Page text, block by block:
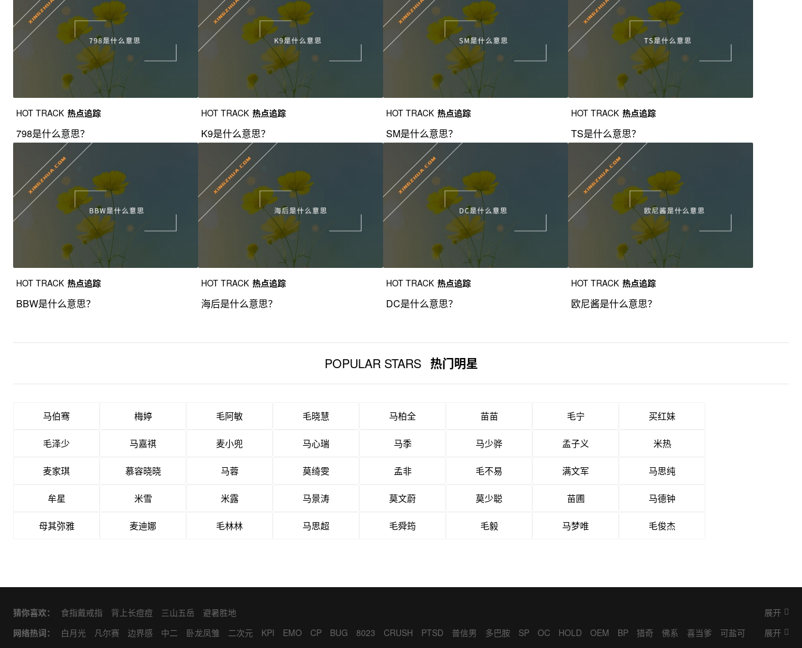
HOT TRACK 热点追踪
798是什么意思？
HOT TRACK 热点追踪
K9是什么意思？
HOT TRACK 热点追踪
SM是什么意思？
HOT TRACK 热点追踪
TS是什么意思？
HOT TRACK 热点追踪
BBW是什么意思？
HOT TRACK 热点追踪
海后是什么意思？
HOT TRACK 热点追踪
DC是什么意思？
HOT TRACK 热点追踪
欧尼酱是什么意思？
POPULAR STARS 热门明星
马伯骞 梅婷 毛阿敏 毛晓慧 马柏全 苗苗 毛宁 买红妹
毛泽少 马嘉祺 麦小兜 马心瑞 马季 马少骅 孟子义 米热
麦家琪 慕容晓晓 马蓉 莫绮雯 孟非 毛不易 满文军 马思纯
牟星 米雪 米露 马景涛 莫文蔚 莫少聪 苗圃 马德钟
母其弥雅 麦迪娜 毛林林 马思超 毛舜筠 毛毅 马梦唯 毛俊杰
猜你喜欢： 食指戴戒指 背上长痘痘 三山五岳 避暑胜地
展开
网络热词：
白月光 凡尔赛 边界感 中二 卧龙凤雏 二次元 KPI EMO CP BUG 8023 CRUSH PTSD 普信男 多巴胺 SP OC HOLD OEM BP 猎奇 佛系 喜当爹
可盐可
展开